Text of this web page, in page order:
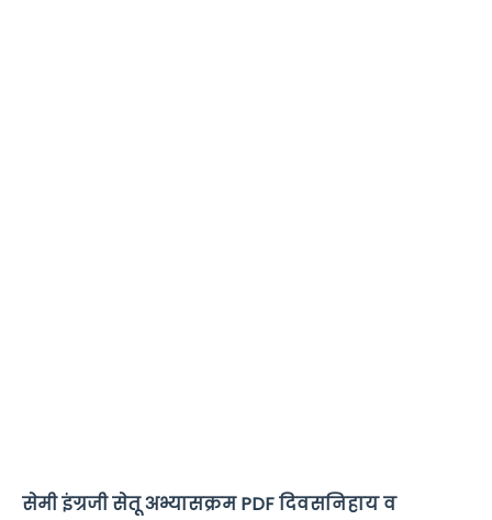
सेमी इंग्रजी सेतू अभ्यासक्रम PDF दिवसनिहाय व